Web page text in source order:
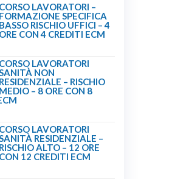
CORSO LAVORATORI –
FORMAZIONE SPECIFICA
BASSO RISCHIO UFFICI – 4
ORE CON 4 CREDITI ECM
CORSO LAVORATORI
NON
RESIDENZIALE – RISCHIO
MEDIO – 8 ORE CON 8
CORSO LAVORATORI
RESIDENZIALE –
RISCHIO ALTO – 12 ORE
CON 12 CREDITI ECM